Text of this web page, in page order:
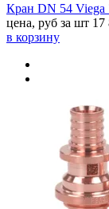
Кран DN 54 Viega
цена, руб за шт 17
в корзину